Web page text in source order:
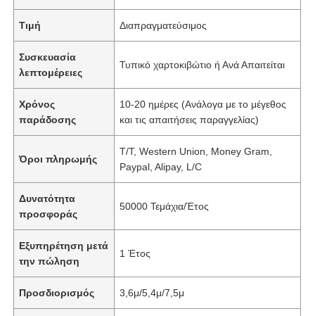
Τιμή Διαπραγματεύσιμος
Συσκευασία
λεπτομέρειες
Τυπικό χαρτοκιβώτιο ή Ανά Απαιτείται
Χρόνος
παράδοσης
10-20 ημέρες (Ανάλογα με το μέγεθος
και τις απαιτήσεις παραγγελίας)
Όροι πληρωμής
T/T, Western Union, Money Gram,
Paypal, Alipay, L/C
Δυνατότητα
προσφοράς
50000 Τεμάχια/Έτος
Εξυπηρέτηση μετά
την πώληση
1 Έτος
Προσδιορισμός 3,6μ/5,4μ/7,5μ